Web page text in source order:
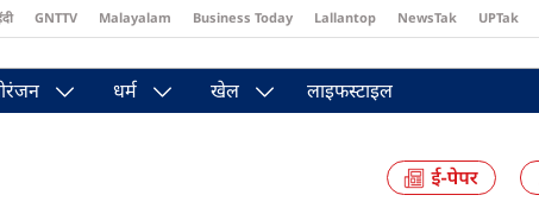
GNTTV Malayalam Business Today Lallantop NewsTak UPTak
धर्म खेल लाइफस्टाइल